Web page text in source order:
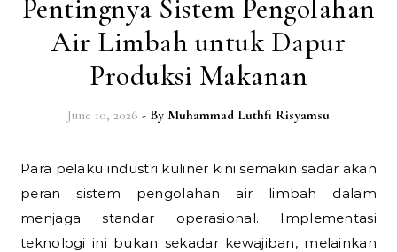
Pentingnya Sistem Pengolahan
Air Limbah untuk Dapur
Produksi Makanan
June 10, 2026 - By Muhammad Luthfi Risyamsu
Para pelaku industri kuliner kini semakin sadar akan
peran sistem pengolahan air limbah dalam
menjaga standar operasional. Implementasi
teknologi ini bukan sekadar kewajiban, melainkan